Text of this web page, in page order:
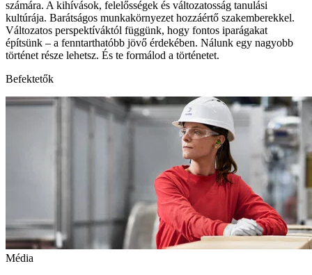
számára. A kihívások, felelősségek és változatosság tanulási
kultúrája. Barátságos munkakörnyezet hozzáértő szakemberekkel.
Változatos perspektíváktól függünk, hogy fontos iparágakat
építsünk – a fenntarthatóbb jövő érdekében. Nálunk egy nagyobb
történet része lehetsz. És te formálod a történetet.
Befektetők
Média